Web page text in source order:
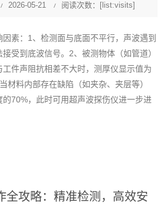
2026-05-21 阅读次数：[list:visits]
素：1、检测面与底面不平行，声波遇到
受到底波信号。2、被测物体（如管道）
件声阻抗相差不大时，测厚仪显示值为
材料内部存在缺陷（如夹杂、夹层等）
的70%，此时可用超声波探伤仪进一步进
全攻略：精准检测，高效安